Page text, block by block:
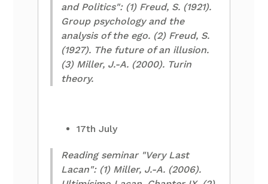
and Politics": (1) Freud, S. (1921).
Group psychology and the
analysis of the ego. (2) Freud, S.
(1927). The future of an illusion.
(3) Miller, J.-A. (2000). Turin
theory.
17th July
Reading seminar "Very Last
Lacan": (1) Miller, J.-A. (2006).